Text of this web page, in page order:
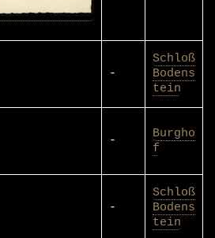
-
Schloß
Bodens
tein
-
Burgho
f
-
Schloß
Bodens
tein